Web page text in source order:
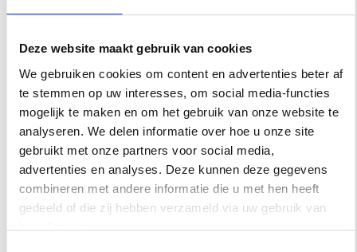
Deze website maakt gebruik van cookies
We gebruiken cookies om content en advertenties beter af
te stemmen op uw interesses, om social media-functies
mogelijk te maken en om het gebruik van onze website te
analyseren. We delen informatie over hoe u onze site
gebruikt met onze partners voor social media,
advertenties en analyses. Deze kunnen deze gegevens
combineren met andere informatie die u met hen heeft
gedeeld of die zij hebben verzameld via uw gebruik van
HOTSPOTS